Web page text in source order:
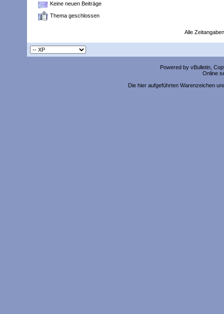
Keine neuen Beiträge
Thema geschlossen
Alle
Powered by vBulletin,
Online
Die hier aufgeführten Warenzeichen